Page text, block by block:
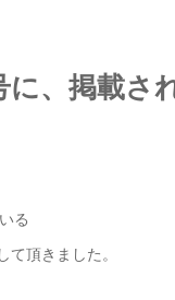
に、掲載さ
る
頂きました。